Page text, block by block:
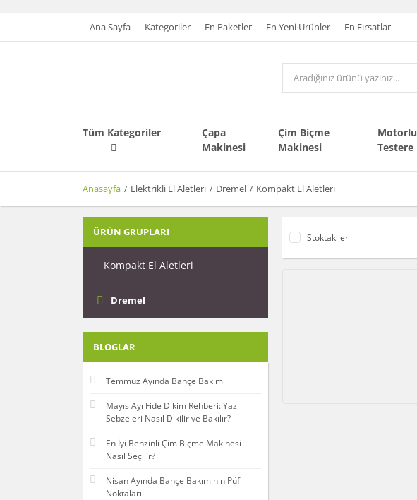
Ana Sayfa Kategoriler En Paketler En Yeni Ürünler En Fırsatlar
Tüm Kategoriler
Çapa
Makinesi
Çim Biçme
Makinesi
Motorlu
Testere
Anasayfa Elektrikli El Aletleri Dremel Kompakt El Aletleri
ÜRÜN GRUPLARI
Kompakt El Aletleri
Dremel
BLOGLAR
Temmuz Ayında Bahçe Bakımı
Mayıs Ayı Fide Dikim Rehberi: Yaz
Sebzeleri Nasıl Dikilir ve Bakılır?
En İyi Benzinli Çim Biçme Makinesi
Nasıl Seçilir?
Nisan Ayında Bahçe Bakımının Püf
Noktaları
Stoktakiler